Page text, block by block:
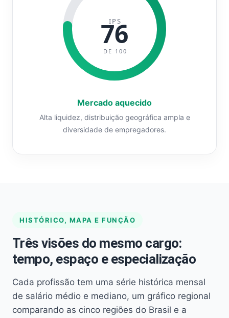
IPS
76
DE 100
Mercado aquecido
Alta liquidez, distribuição geográfica ampla e
diversidade de empregadores.
HISTÓRICO, MAPA E FUNÇÃO
Três visões do mesmo cargo:
tempo, espaço e especialização
Cada profissão tem uma série histórica mensal
de salário médio e mediano, um gráfico regional
comparando as cinco regiões do Brasil e a